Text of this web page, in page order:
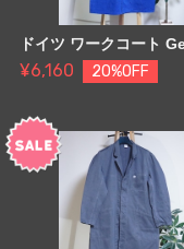
¥6,160 20%OFF